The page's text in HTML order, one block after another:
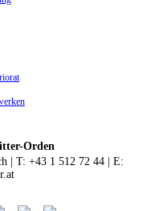
Orden
| T: +43 1 512 72 44 | E: